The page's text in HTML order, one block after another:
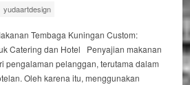
yudaartdesign
Tembaga Kuningan Custom:
Catering dan Hotel Penyajian makanan
pengalaman pelanggan, terutama dalam
Oleh karena itu, menggunakan